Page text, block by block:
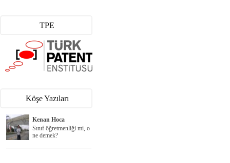
TPE
Köşe Yazıları
Kenan Hoca
Sınıf öğretmenliği mi, o
ne demek?